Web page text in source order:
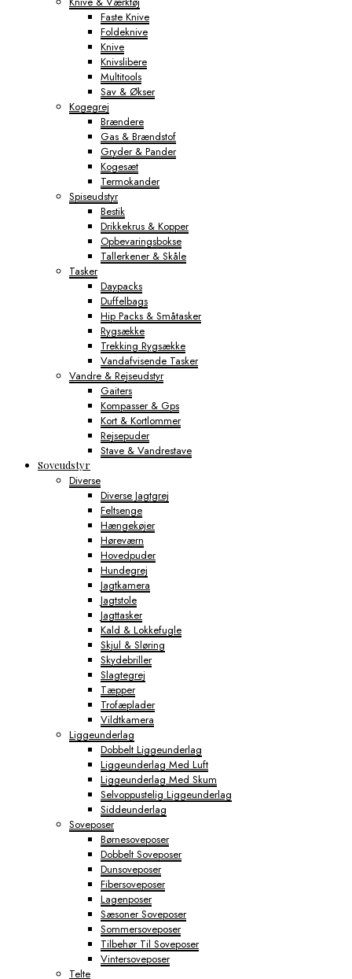
Faste Knive
Foldeknive
Knive
Knivslibere
Multitools
Sav & Økser
Kogegrej
Brændere
Gas & Brændstof
Gryder & Pander
Kogesæt
Termokander
Spiseudstyr
Bestik
Drikkekrus & Kopper
Opbevaringsbokse
Tallerkener & Skåle
Tasker
Daypacks
Duffelbags
Hip Packs & Småtasker
Rygsække
Trekking Rygsække
Vandafvisende Tasker
Vandre & Rejseudstyr
Gaiters
Kompasser & Gps
Kort & Kortlommer
Rejsepuder
Stave & Vandrestave
Soveudstyr
Diverse
Diverse Jagtgrej
Feltsenge
Hængekøjer
Høreværn
Hovedpuder
Hundegrej
Jagtkamera
Jagtstole
Jagttasker
Kald & Lokkefugle
Skjul & Sløring
Skydebriller
Slagtegrej
Tæpper
Trofæplader
Vildtkamera
Liggeunderlag
Dobbelt Liggeunderlag
Liggeunderlag Med Luft
Liggeunderlag Med Skum
Selvoppustelig Liggeunderlag
Siddeunderlag
Soveposer
Børnesoveposer
Dobbelt Soveposer
Dunsoveposer
Fibersoveposer
Lagenposer
Sæsoner Soveposer
Sommersoveposer
Tilbehør Til Soveposer
Vintersoveposer
Telte